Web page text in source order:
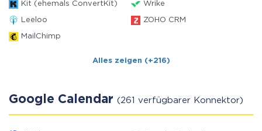
Kit (ehemals ConvertKit) Wrike
Leeloo ZOHO CRM
MailChimp
Alles zeigen (+216)
Google Calendar (261 verfügbarer Konnektor)